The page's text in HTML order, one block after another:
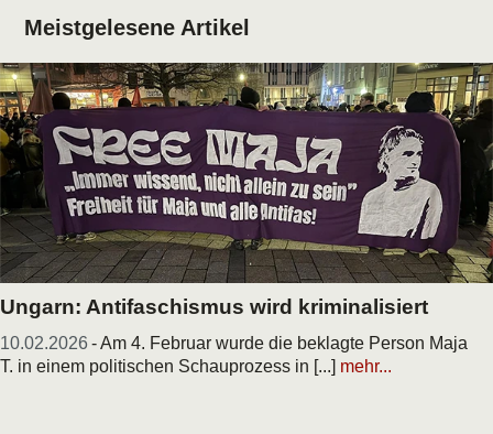
Meistgelesene Artikel
Ungarn: Antifaschismus wird kriminalisiert
10.02.2026 - Am 4. Februar wurde die beklagte Person Maja
T. in einem politischen Schauprozess in [...] mehr...